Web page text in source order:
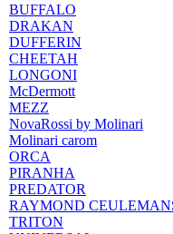
BUFFALO
DRAKAN
DUFFERIN
CHEETAH
LONGONI
McDermott
MEZZ
NovaRossi by Molinari
Molinari carom
ORCA
PIRANHA
PREDATOR
RAYMOND
TRITON